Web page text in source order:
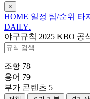
×
HOME 일정 팀/순위 타
DAILY.
야구규칙 2025 KBO 공
조항 78
용어 79
부가 콘텐츠 5